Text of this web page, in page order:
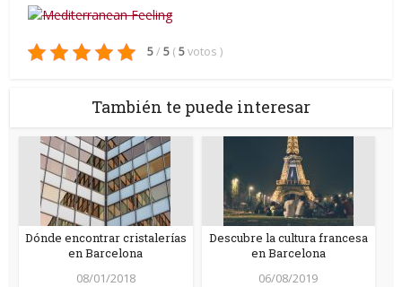
5/ 5 (5votos )
También te puede interesar
Dónde encontrar cristalerías
en Barcelona
08/01/2018
Descubre la cultura francesa
en Barcelona
06/08/2019